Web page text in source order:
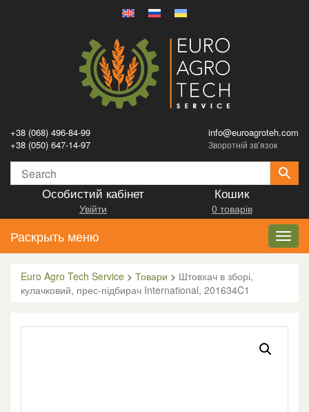
+38 (068) 496-84-99
+38 (050) 647-14-97
info@euroagroteh.com
Зворотній зв’язок
Особистий кабінет
Увійти
Кошик
0 товарів
Раскрыть меню
Euro Agro Tech Service > Товари > Штовхач в зборі,
кулачковий, прес-підбирач International, 201634C1